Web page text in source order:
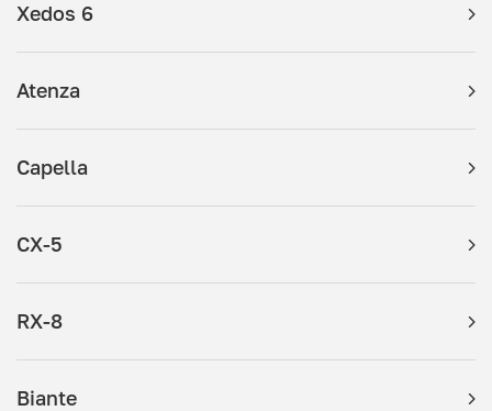
Xedos 6
Atenza
Capella
CX-5
RX-8
Biante